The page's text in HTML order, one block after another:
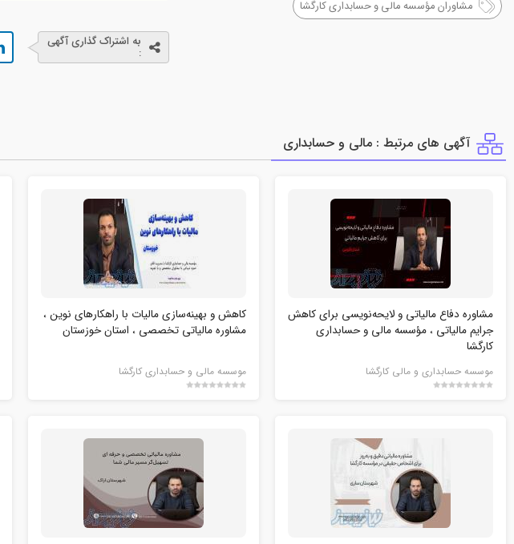
مشاوران مؤسسه مالی و حسابداری کارگشا
به اشتراک گذاری آگهی
:
آگهی های مرتبط : مالي و حسابداري
مشاوره دفاع مالیاتی و لایحه‌نویسی برای کاهش
جرایم مالیاتی ، مؤسسه مالی و حسابداری
کارگشا
موسسه حسابداری و مالی کارگشا
کاهش و بهینه‌سازی مالیات با راهکارهای نوین ،
مشاوره مالیاتی تخصصی ، استان خوزستان
موسسه مالی و حسابداری کارگشا